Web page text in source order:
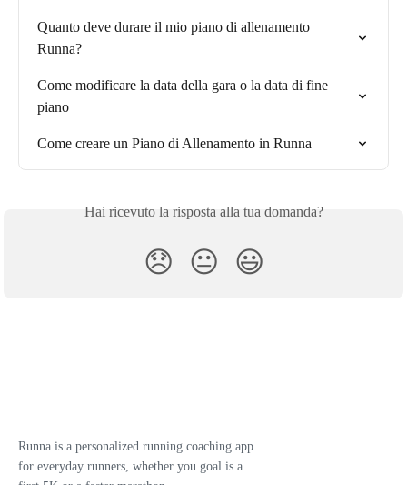
Quanto deve durare il mio piano di allenamento
Runna?
Come modificare la data della gara o la data di fine
piano
Come creare un Piano di Allenamento in Runna
Hai ricevuto la risposta alla tua domanda?
😞 😐 😃
Runna is a personalized running coaching app
for everyday runners, whether you goal is a